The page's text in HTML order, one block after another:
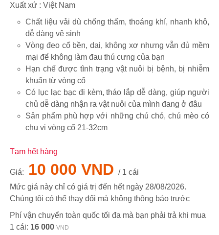
Xuất xứ : Việt Nam
Chất liệu vải dù chống thấm, thoáng khí, nhanh khô,
dễ dàng vệ sinh
Vòng đeo cổ bền, dai, không xơ nhưng vẫn đủ mềm
mại để không làm đau thú cưng của bạn
Hạn chế được tình trạng vật nuôi bị bệnh, bị nhiễm
khuẩn từ vòng cổ
Có lục lạc bạc đi kèm, tháo lắp dễ dàng, giúp người
chủ dễ dàng nhận ra vật nuôi của mình đang ở đâu
Sản phẩm phù hợp với những chú chó, chú mèo có
chu vi vòng cổ 21-32cm
Tạm hết hàng
Giá: 10 000 VND / 1 cái
Mức giá này chỉ có giá trị đến hết ngày 28/08/2026.
Chúng tôi có thể thay đổi mà không thông báo trước
Phí vận chuyển toàn quốc tối đa mà bạn phải trả khi mua
1 cái: 16 000 VND